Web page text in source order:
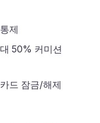
제
50% 커미션
드 잠금/해제